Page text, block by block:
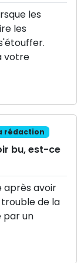
les
les
votre
rédaction
bu, est-ce
après avoir
de la
par un